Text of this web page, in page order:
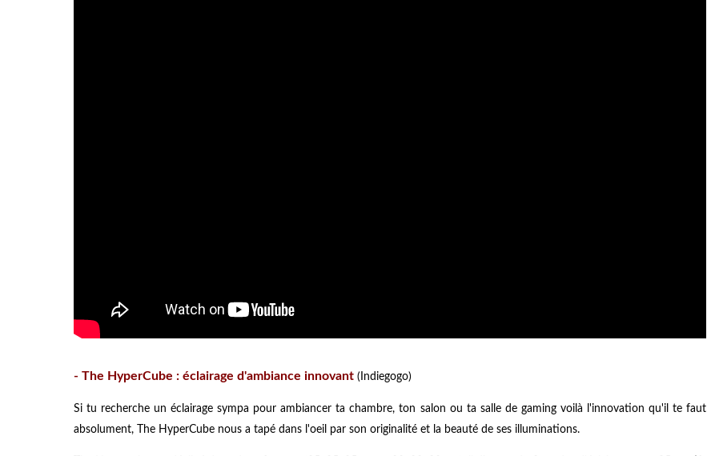
- The HyperCube : éclairage d'ambiance innovant (Indiegogo)
Si tu recherche un éclairage sympa pour ambiancer ta chambre, ton salon ou ta salle de gaming voilà l'innovation qu'il te faut
absolument, The HyperCube nous a tapé dans l'oeil par son originalité et la beauté de ses illuminations.